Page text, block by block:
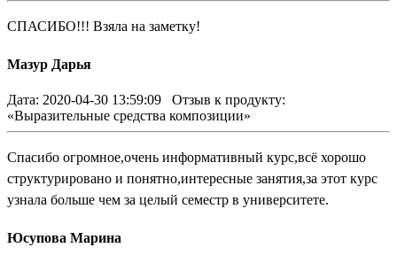
СПАСИБО!!! Взяла на заметку!
Мазур Дарья
Дата: 2020-04-30 13:59:09
Отзыв к продукту:
«Выразительные средства композиции»
Спасибо огромное,очень информативный курс,всё хорошо
структурировано и понятно,интересные занятия,за этот курс
узнала больше чем за целый семестр в университете.
Юсупова Марина